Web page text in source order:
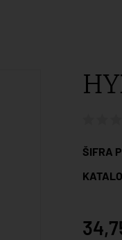
ŠIFRA